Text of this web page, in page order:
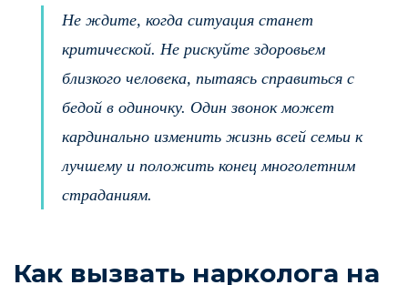
Не ждите, когда ситуация станет
критической. Не рискуйте здоровьем
близкого человека, пытаясь справиться с
бедой в одиночку. Один звонок может
кардинально изменить жизнь всей семьи к
лучшему и положить конец многолетним
страданиям.
Как вызвать нарколога на